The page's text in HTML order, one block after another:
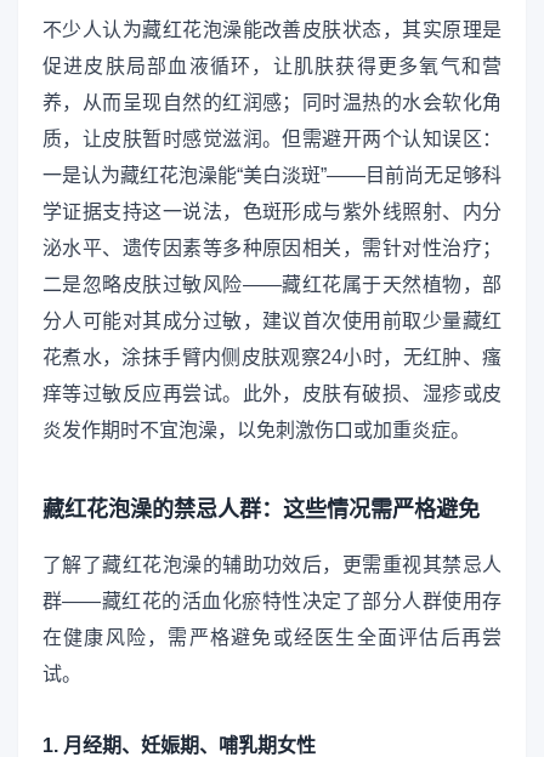
不少人认为藏红花泡澡能改善皮肤状态，其实原理是
促进皮肤局部血液循环，让肌肤获得更多氧气和营
养，从而呈现自然的红润感；同时温热的水会软化角
质，让皮肤暂时感觉滋润。但需避开两个认知误区：
一是认为藏红花泡澡能“美白淡斑”——目前尚无足够科
学证据支持这一说法，色斑形成与紫外线照射、内分
泌水平、遗传因素等多种原因相关，需针对性治疗；
二是忽略皮肤过敏风险——藏红花属于天然植物，部
分人可能对其成分过敏，建议首次使用前取少量藏红
花煮水，涂抹手臂内侧皮肤观察24小时，无红肿、瘙
痒等过敏反应再尝试。此外，皮肤有破损、湿疹或皮
炎发作期时不宜泡澡，以免刺激伤口或加重炎症。
藏红花泡澡的禁忌人群：这些情况需严格避免
了解了藏红花泡澡的辅助功效后，更需重视其禁忌人
群——藏红花的活血化瘀特性决定了部分人群使用存
在健康风险，需严格避免或经医生全面评估后再尝
试。
1. 月经期、妊娠期、哺乳期女性